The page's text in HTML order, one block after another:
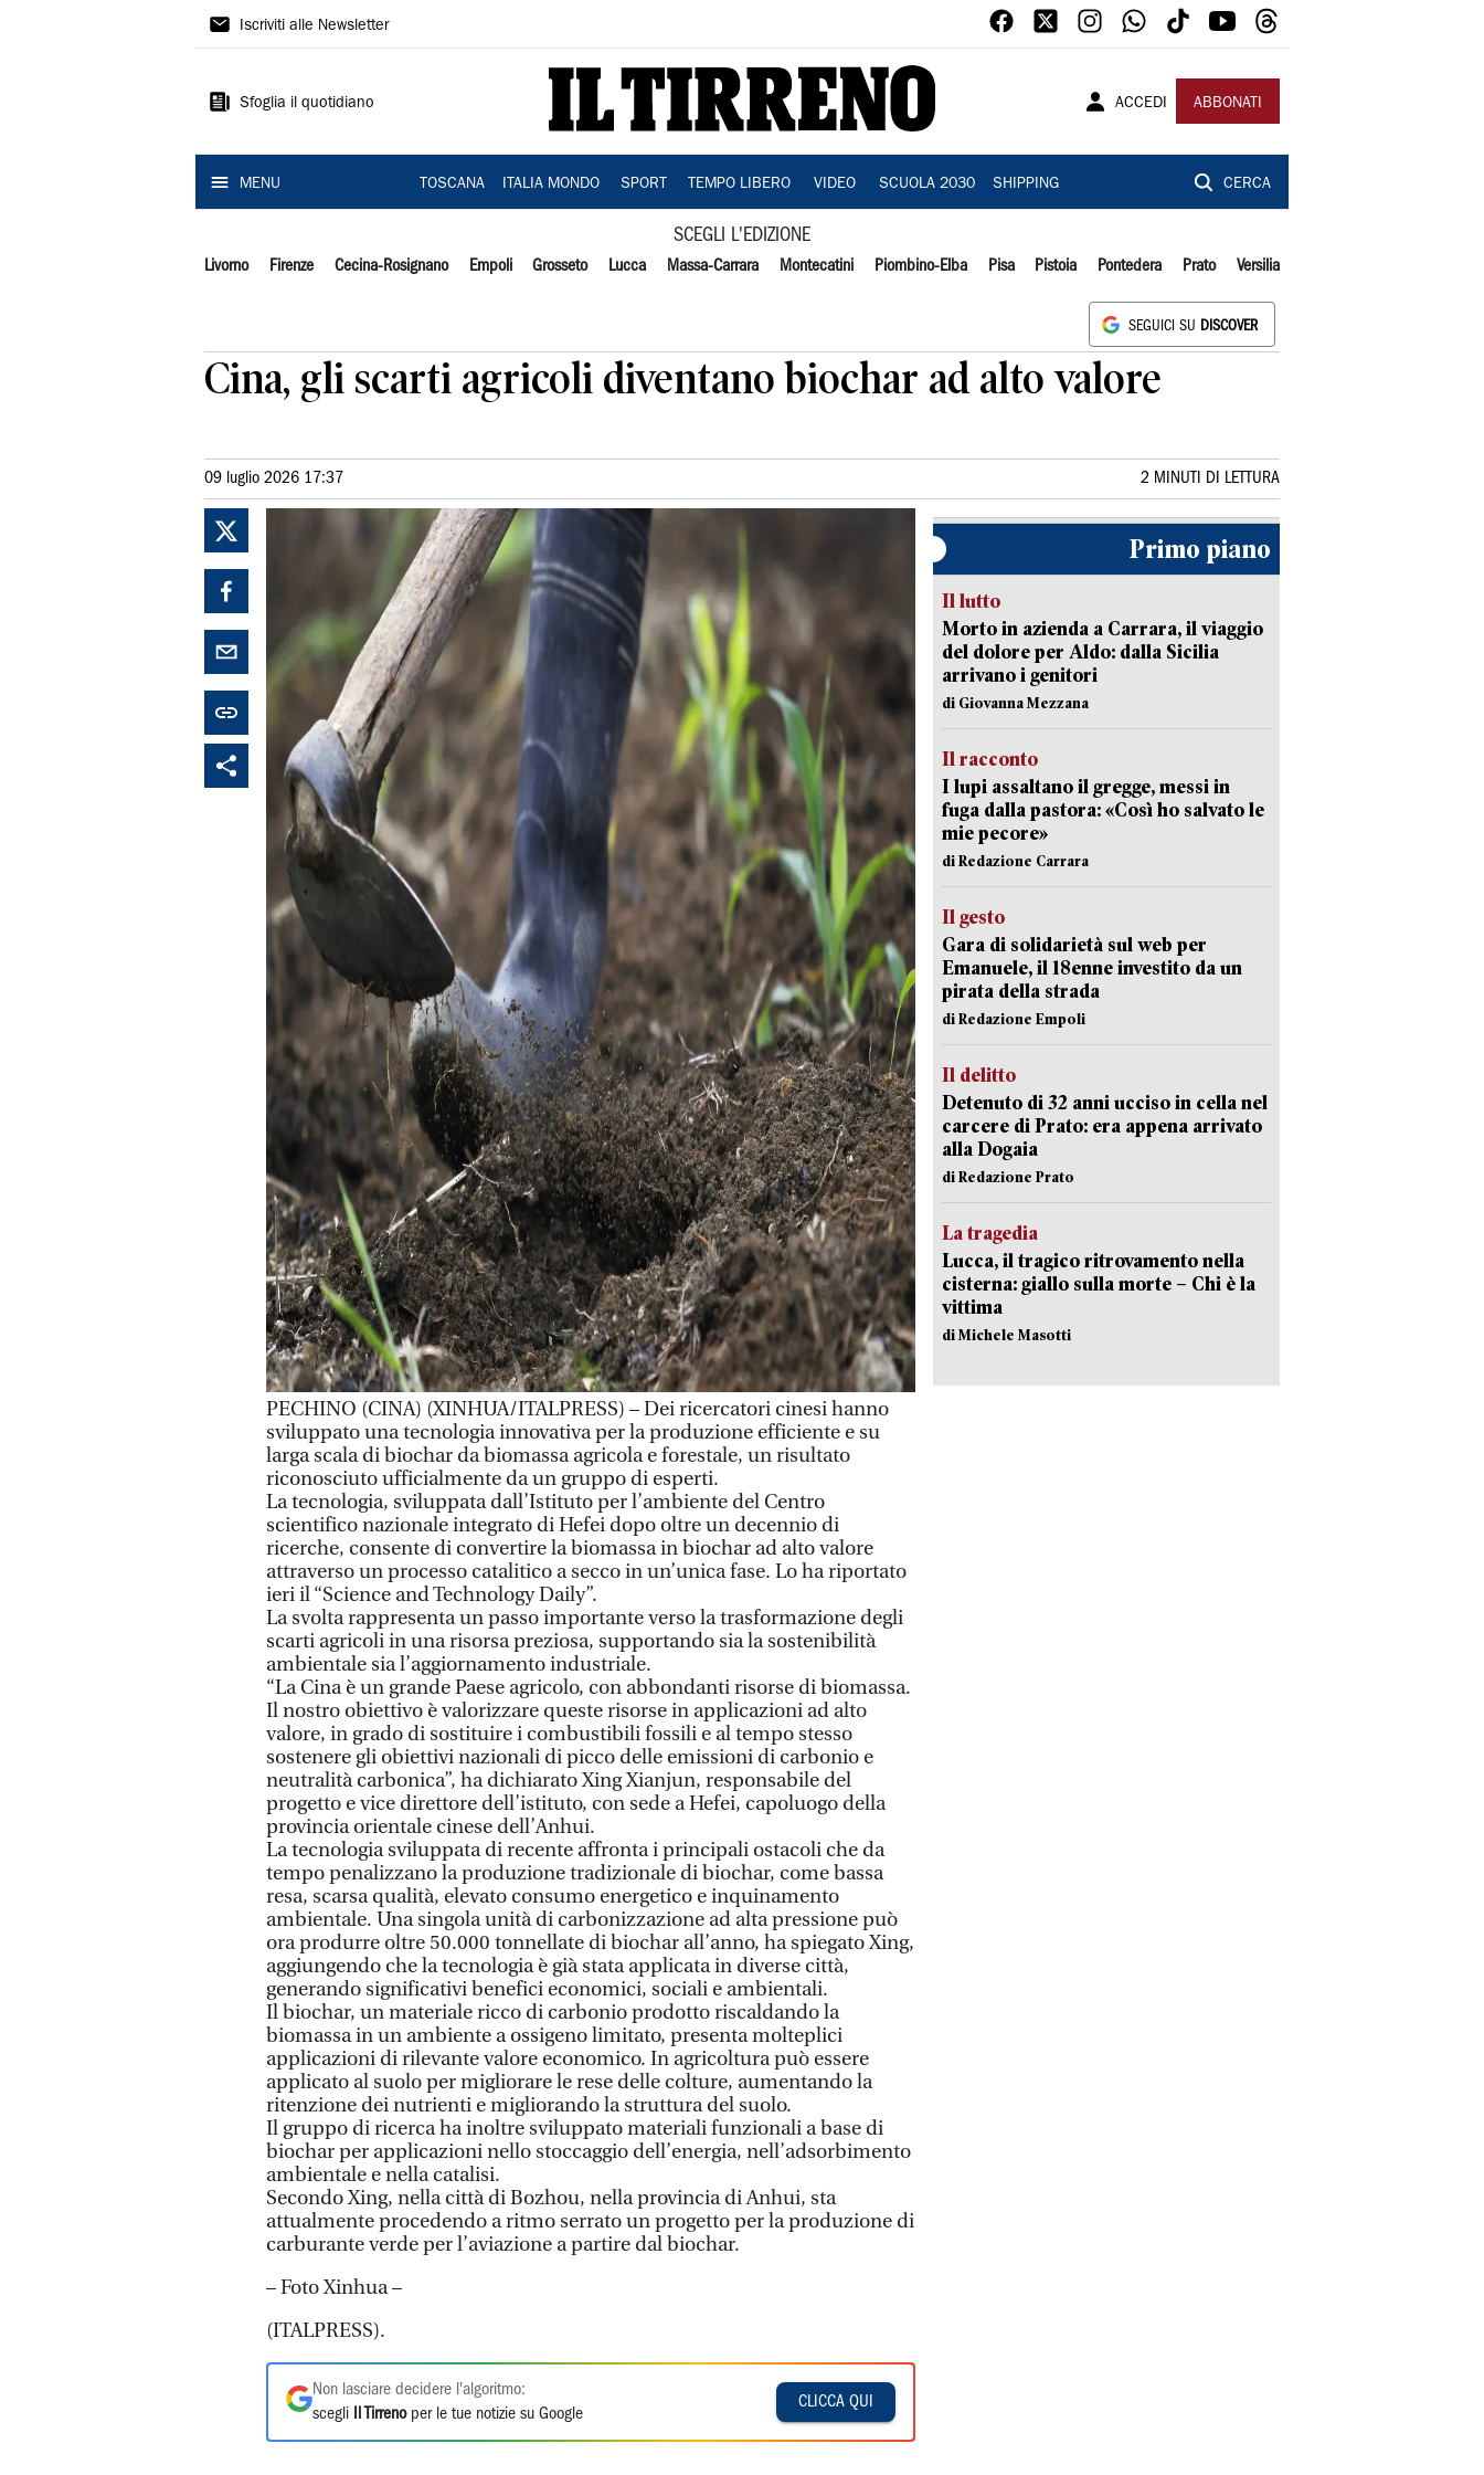
Il
Iscriviti alle Newsletter
Sfoglia il quotidiano ACCEDI ABBONATI
MENU TOSCANA ITALIA MONDO SPORT TEMPO LIBERO VIDEO SCUOLA 2030 SHIPPING CERCA
SCEGLI L'EDIZIONE
Livorno Firenze Cecina-Rosignano Empoli Grosseto Lucca Massa-Carrara Montecatini Piombino-Elba Pisa Pistoia Pontedera Prato Versilia
SEGUICI SU DISCOVER
Cina, gli scarti agricoli diventano biochar ad alto valore
09 luglio 2026 17:37 2 MINUTI DI LETTURA
PECHINO (CINA) (XINHUA/ITALPRESS) – Dei ricercatori cinesi hanno
sviluppato una tecnologia innovativa per la produzione efficiente e su
larga scala di biochar da biomassa agricola e forestale, un risultato
riconosciuto ufficialmente da un gruppo di esperti.
La tecnologia, sviluppata dall’Istituto per l’ambiente del Centro
scientifico nazionale integrato di Hefei dopo oltre un decennio di
ricerche, consente di convertire la biomassa in biochar ad alto valore
attraverso un processo catalitico a secco in un’unica fase. Lo ha riportato
ieri il “Science and Technology Daily”.
La svolta rappresenta un passo importante verso la trasformazione degli
scarti agricoli in una risorsa preziosa, supportando sia la sostenibilità
ambientale sia l’aggiornamento industriale.
“La Cina è un grande Paese agricolo, con abbondanti risorse di biomassa.
Il nostro obiettivo è valorizzare queste risorse in applicazioni ad alto
valore, in grado di sostituire i combustibili fossili e al tempo stesso
sostenere gli obiettivi nazionali di picco delle emissioni di carbonio e
neutralità carbonica”, ha dichiarato Xing Xianjun, responsabile del
progetto e vice direttore dell’istituto, con sede a Hefei, capoluogo della
provincia orientale cinese dell’Anhui.
La tecnologia sviluppata di recente affronta i principali ostacoli che da
tempo penalizzano la produzione tradizionale di biochar, come bassa
resa, scarsa qualità, elevato consumo energetico e inquinamento
ambientale. Una singola unità di carbonizzazione ad alta pressione può
ora produrre oltre 50.000 tonnellate di biochar all’anno, ha spiegato Xing,
aggiungendo che la tecnologia è già stata applicata in diverse città,
generando significativi benefici economici, sociali e ambientali.
Il biochar, un materiale ricco di carbonio prodotto riscaldando la
biomassa in un ambiente a ossigeno limitato, presenta molteplici
applicazioni di rilevante valore economico. In agricoltura può essere
applicato al suolo per migliorare le rese delle colture, aumentando la
ritenzione dei nutrienti e migliorando la struttura del suolo.
Il gruppo di ricerca ha inoltre sviluppato materiali funzionali a base di
biochar per applicazioni nello stoccaggio dell’energia, nell’adsorbimento
ambientale e nella catalisi.
Secondo Xing, nella città di Bozhou, nella provincia di Anhui, sta
attualmente procedendo a ritmo serrato un progetto per la produzione di
carburante verde per l’aviazione a partire dal biochar.
– Foto Xinhua –
(ITALPRESS).
Non lasciare decidere l'algoritmo:
scegli
Il Tirrenoper le tue notizie su Google
CLICCA QUI
Primo piano
Il lutto
Morto in azienda a Carrara, il viaggio
del dolore per Aldo: dalla Sicilia
arrivano i genitori
di Giovanna Mezzana
Il racconto
I lupi assaltano il gregge, messi in
fuga dalla pastora: «Così ho salvato le
mie pecore»
di Redazione Carrara
Il gesto
Gara di solidarietà sul web per
Emanuele, il 18enne investito da un
pirata della strada
di Redazione Empoli
Il delitto
Detenuto di 32 anni ucciso in cella nel
carcere di Prato: era appena arrivato
alla Dogaia
di Redazione Prato
La tragedia
Lucca, il tragico ritrovamento nella
cisterna: giallo sulla morte – Chi è la
vittima
di Michele Masotti